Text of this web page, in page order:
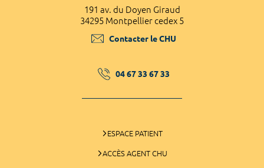
191 av. du Doyen Giraud
34295 Montpellier cedex 5
Contacter le CHU
04 67 33 67 33
ESPACE PATIENT
ACCÈS AGENT CHU